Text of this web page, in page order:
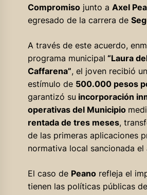
Compromisojunto a Axel
egresado de la carrera de
A través de este acuerdo,
programa municipal “Laura
Caffarena”, el joven recibió
estímulo de 500.000 pesos
garantizó su incorporación
operativas del Municipio
rentada de tres meses,
de las primeras aplicaciones
normativa local sancionada el
El caso de Peanorefleja el
tienen las políticas públicas